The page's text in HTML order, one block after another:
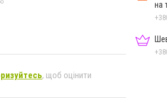
, щоб оцінити
на